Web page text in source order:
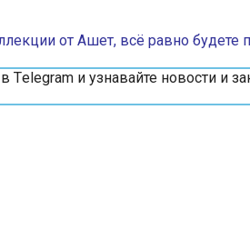
от Ашет, всё равно будете
Тelegram и узнавайте новости и